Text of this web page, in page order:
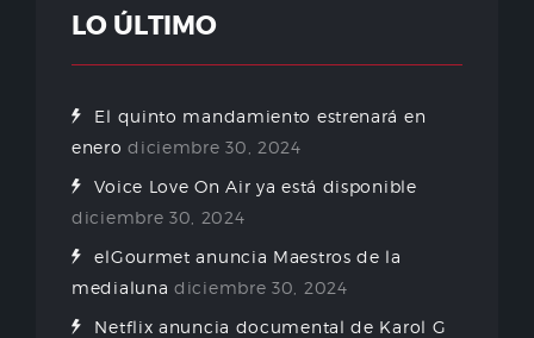
LO ÚLTIMO
El quinto mandamiento estrenará en
enero diciembre 30, 2024
Voice Love On Air ya está disponible
diciembre 30, 2024
elGourmet anuncia Maestros de la
medialuna diciembre 30, 2024
Netflix anuncia documental de Karol G